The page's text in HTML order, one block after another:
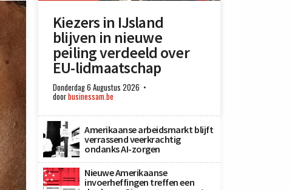
Kiezers in IJsland
blijven in nieuwe
peiling verdeeld over
EU-lidmaatschap
Donderdag 6 Augustus 2026
doorbusinessam.be
Amerikaanse arbeidsmarkt blijft
verrassend veerkrachtig
ondanks AI-zorgen
Nieuwe Amerikaanse
invoerheffingen treffen een